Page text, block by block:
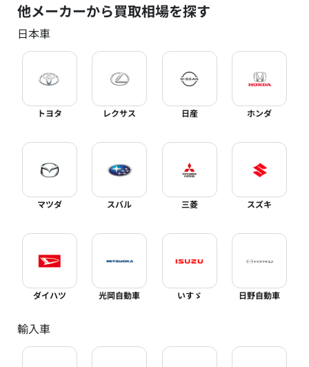
他メーカーから買取相場を探す
日本車
トヨタ レクサス 日産 ホンダ
マツダ スバル 三菱 スズキ
ダイハツ 光岡自動車 いすゞ 日野自動車
輸入車